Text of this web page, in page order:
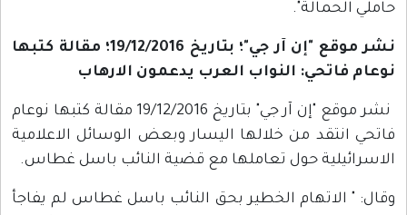
حاملي الحمالة".
نشر موقع "إن آر جي"؛ بتاريخ 19/12/2016؛ مقالة كتبها
نوعام فاتحي: النواب العرب يدعمون الارهاب
نشر موقع "إن آر جي" بتاريخ 19/12/2016 مقالة كتبها نوعام
فاتحي انتقد من خلالها اليسار وبعض الوسائل الاعلامية
الاسرائيلية حول تعاملها مع قضية النائب باسل غطاس.
وقال: " الاتهام الخطير بحق النائب باسل غطاس لم يفاجأ